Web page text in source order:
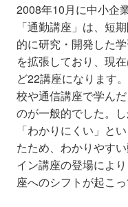
2008年10月に中小企
「通勤講座」は、短
的に研究・開発した
を拡張しており、現
ど22講座になります
校や通信講座で学ん
のが一般的でした。
「わかりにくい」と
たため、わかりやす
イン講座の登場によ
座へのシフトが起こ